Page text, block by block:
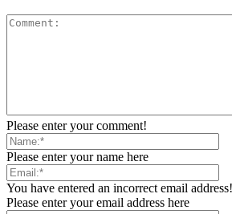
Please enter your comment!
Please enter your name here
You have entered an incorrect email address!
Please enter your email address here